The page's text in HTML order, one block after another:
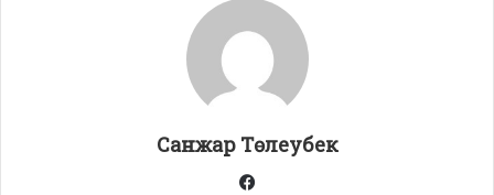
Санжар Төлеубек
Facebook